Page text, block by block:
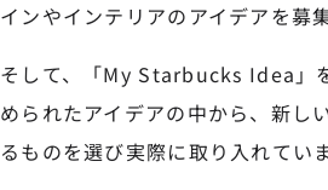
インやインテリアのアイデアを募
そして、「My Starbucks Idea」
められたアイデアの中から、新し
るものを選び実際に取り入れていま